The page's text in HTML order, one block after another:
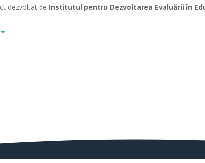
dezvoltat de Institutul pentru Dezvoltarea Evaluării în